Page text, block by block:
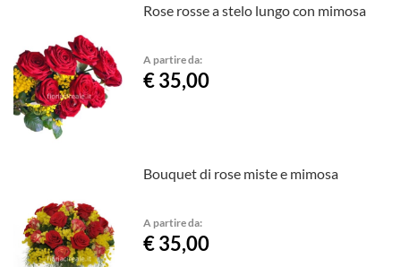
Rose rosse a stelo lungo con mimosa
A partire da:
€ 35,00
Bouquet di rose miste e mimosa
A partire da:
€ 35,00